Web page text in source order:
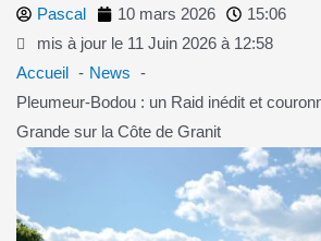
Pascal 10 mars 2026
15:06
mis à jour le 11 Juin 2026 à 12:58
Accueil
News
Pleumeur-Bodou : un Raid inédit et
Grande sur la Côte de Granit